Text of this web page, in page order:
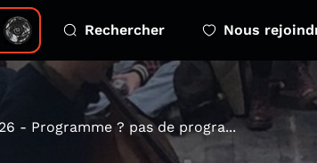
Rechercher Nous
- Programme ? pas de progra...